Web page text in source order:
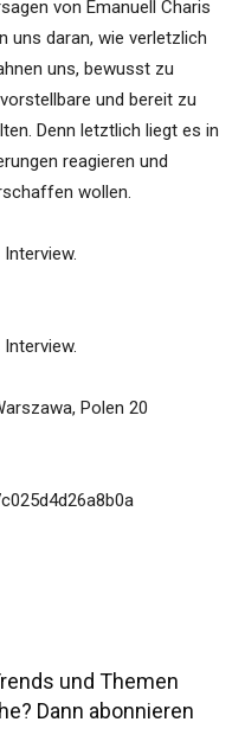
von Emanuell Charis
uns daran, wie verletzlich
uns, bewusst zu
und bereit zu
Denn letztlich liegt es in
reagieren und
wollen.
Polen 20
und Themen
Dann abonnieren